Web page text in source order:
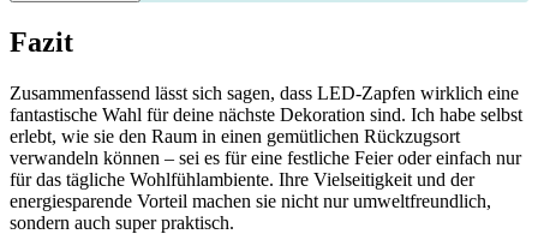
Fazit
Zusammenfassend lässt sich sagen, dass ⁢LED-Zapfen ⁢wirklich⁤ eine
fantastische Wahl für deine nächste Dekoration sind. Ich habe selbst ​
erlebt, wie sie den Raum​ in einen‍ gemütlichen Rückzugsort
verwandeln ​können – sei es für eine festliche Feier oder⁣ einfach‌ nur
für das‌ tägliche Wohlfühlambiente. Ihre Vielseitigkeit​ und der
energiesparende Vorteil machen sie nicht nur ‌umweltfreundlich,
⁢sondern auch super⁢ praktisch. ​